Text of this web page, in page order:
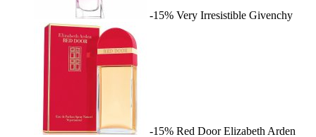
-15% Very Irresistible Givenchy
-15% Red Door Elizabeth Arden